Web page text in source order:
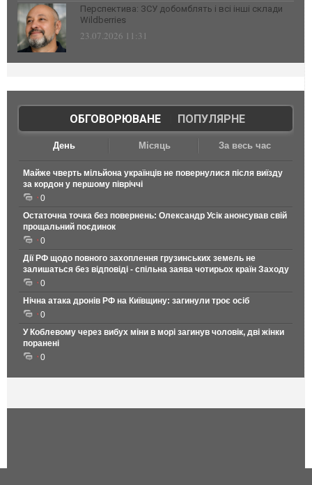
Перспектива: ЗСУ добомблять і всі інші склади
Wildberries
23.07.2026 11:31
ОБГОВОРЮВАНЕ| ПОПУЛЯРНЕ
День Місяць За весь час
Майже чверть мільйона українців не повернулися після виїзду
за кордон у першому півріччі
0
Остаточна точка без повернень: Олександр Усік анонсував свій
прощальний поєдинок
0
Дії РФ щодо повного захоплення грузинських земель не
залишаться без відповіді - спільна заява чотирьох країн Заходу
0
Нічна атака дронів РФ на Київщину: загинули троє осіб
0
У Коблевому через вибух міни в морі загинув чоловік, дві жінки
поранені
0